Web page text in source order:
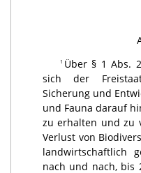
1 Über § 1 Abs.
sich der
Sicherung und
und Fauna darauf
zu erhalten und zu
Verlust von
landwirtschaftlich
nach und nach, bis